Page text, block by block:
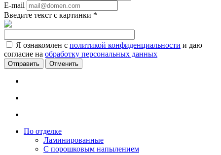
E-mail
Введите текст с картинки *
Я ознакомлен с политикой конфиденциальности и даю
согласие на обработку персональных данных
Отменить
По отделке
Ламинированные
С порошковым напылением